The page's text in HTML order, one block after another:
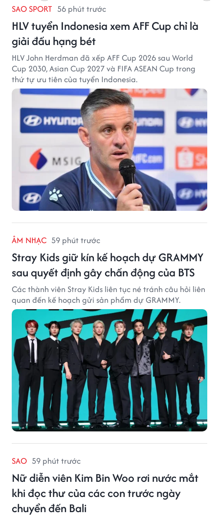
SAO SPORT 56 phút trước
HLV tuyển Indonesia xem AFF Cup chỉ là
giải đấu hạng bét
HLV John Herdman đã xếp AFF Cup 2026 sau World
Cup 2030, Asian Cup 2027 và FIFA ASEAN Cup trong
thứ tự ưu tiên của tuyển Indonesia.
ÂM NHẠC 59 phút trước
Stray Kids giữ kín kế hoạch dự GRAMMY
sau quyết định gây chấn động của BTS
Các thành viên Stray Kids liên tục né tránh câu hỏi liên
quan đến kế hoạch gửi sản phẩm dự GRAMMY.
SAO 59 phút trước
Nữ diễn viên Kim Bin Woo rơi nước mắt
khi đọc thư của các con trước ngày
chuyển đến Bali